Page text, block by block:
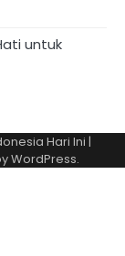
untuk
Hari Ini |
WordPress.